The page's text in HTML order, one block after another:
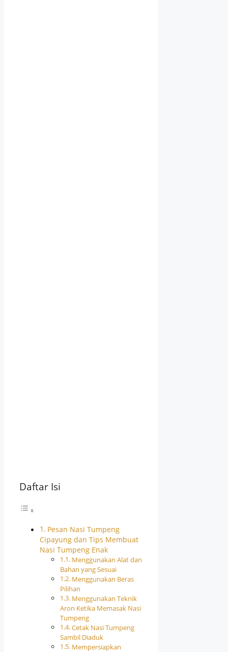
Daftar Isi
Pesan Nasi Tumpeng
Cipayung dan Tips Membuat
Nasi Tumpeng Enak
Menggunakan Alat dan
Bahan yang Sesuai
Menggunakan Beras
Pilihan
Menggunakan Teknik
Aron Ketika Memasak Nasi
Tumpeng
Cetak Nasi Tumpeng
Sambil Diaduk
Mempersiapkan